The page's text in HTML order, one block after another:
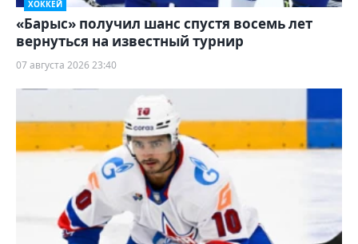
ХОККЕЙ
«Барыс» получил шанс спустя восемь лет
вернуться на известный турнир
07 августа 2026 23:40